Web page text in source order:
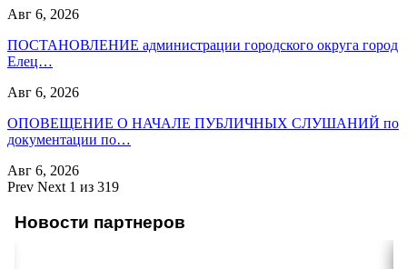
Авг 6, 2026
ПОСТАНОВЛЕНИЕ администрации городского округа город
Елец…
Авг 6, 2026
ОПОВЕЩЕНИЕ О НАЧАЛЕ ПУБЛИЧНЫХ СЛУШАНИЙ по
документации по…
Авг 6, 2026
Prev Next 1 из 319
Новости партнеров